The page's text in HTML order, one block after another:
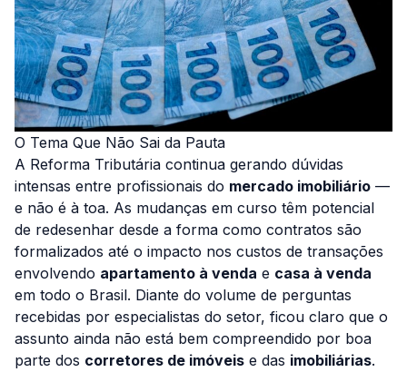
O Tema Que Não Sai da Pauta
A Reforma Tributária continua gerando dúvidas
intensas entre profissionais do mercado imobiliário —
e não é à toa. As mudanças em curso têm potencial
de redesenhar desde a forma como contratos são
formalizados até o impacto nos custos de transações
envolvendo apartamento à venda e casa à venda
em todo o Brasil. Diante do volume de perguntas
recebidas por especialistas do setor, ficou claro que o
assunto ainda não está bem compreendido por boa
parte dos corretores de imóveis e das imobiliárias.